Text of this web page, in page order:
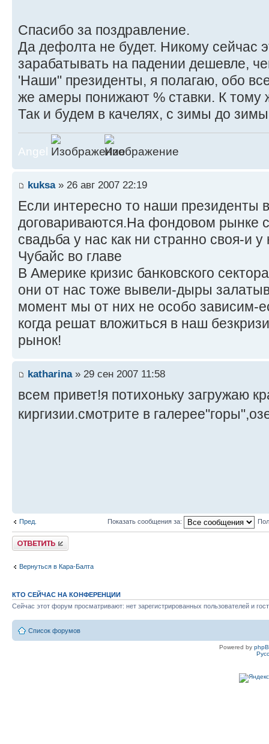
Спасибо за поздравление.
Да дефолта не будет. Никому сейчас
зарабатывать на падении дешевле,
'Наши" президенты, я полагаю, обо
же амеры понижают % ставки. К тому
Так и будем в качелях, с зимы до
Angel
kuksa» 26 авг 2007 22:19
Если интересно то наши президенты
договариваются.На фондовом рынке
свадьба у нас как ни странно своя-и
Чубайс во главе
В Америке кризис банковского
они от нас тоже вывели-дыры
момент мы от них не особо зависим-
когда решат вложиться в наш
рынок!
katharina» 29 сен 2007 11:58
всем привет!я потихоньку загружаю
киргизии.смотрите в
Пред. Показать сообщения за:
Ответить
Вернуться в Кара-Балта
КТО СЕЙЧАС НА КОНФЕРЕНЦИИ
Сейчас этот форум просматривают: нет зарегистрированных пользователей и
Список форумов
Powered by